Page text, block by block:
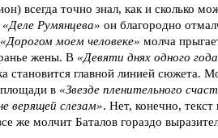
всегда точно знал, как и сколько
«Деле Румянцева» он благородно
«Дорогом моем человеке» молча
жены. В «Девяти днях одного
становится главной линией сюжета.
в «Звезде пленительного
верящей слезам». Нет, конечно, текст
же молчит Баталов гораздо